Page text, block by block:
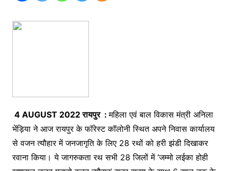
4AUGUST 2022 रायपुर :महिला एवं बाल विकास मंत्री अनिला
भेंड़िया ने आज रायपुर के फॉरेस्ट कॉलोनी स्थित अपने निवास कार्यालय
से वजन त्यौहार में जनजागृति के लिए 28 रथों को हरी झंडी दिखाकर
रवाना किया। ये जागरुकता रथ सभी 28 जिलों में ’जम्मो लईका होही